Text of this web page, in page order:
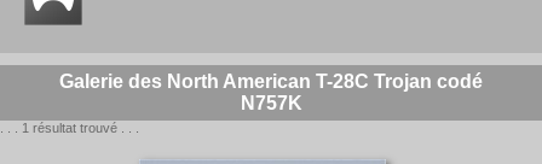
Galerie des North American T-28C Trojan codé
N757K
. . . 1 résultat trouvé . . .